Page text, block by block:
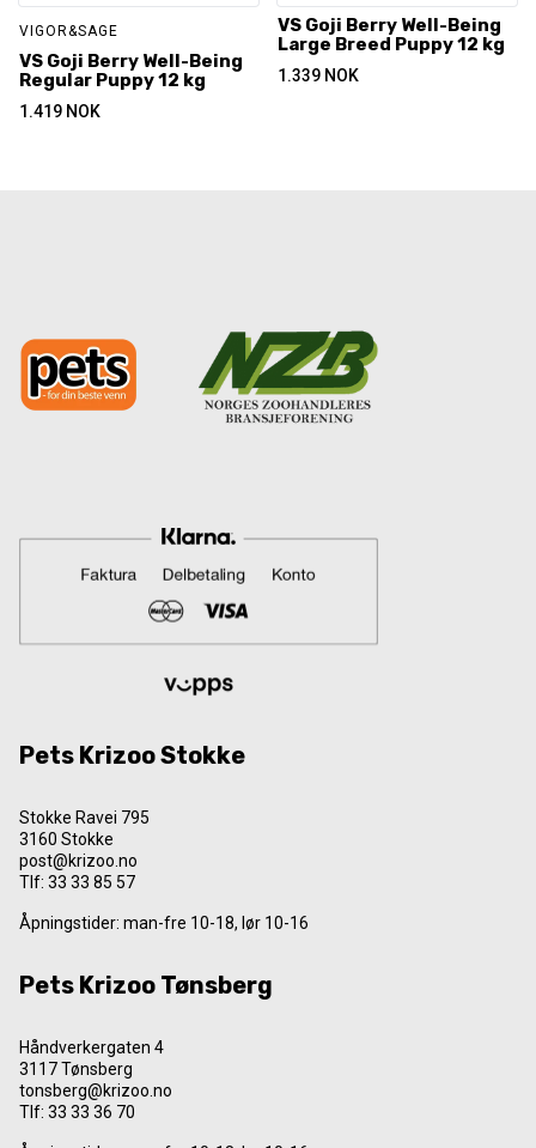
VIGOR&SAGE
VS Goji Berry Well-Being
Regular Puppy 12 kg
1.419 NOK
VS Goji Berry Well-Being
Large Breed Puppy 12 kg
1.339 NOK
Pets Krizoo Stokke
Stokke Ravei 795
3160 Stokke
post@krizoo.no
Tlf: 33 33 85 57
Åpningstider: man-fre 10-18, lør 10-16
Pets Krizoo Tønsberg
Håndverkergaten 4
3117 Tønsberg
tonsberg@krizoo.no
Tlf: 33 33 36 70